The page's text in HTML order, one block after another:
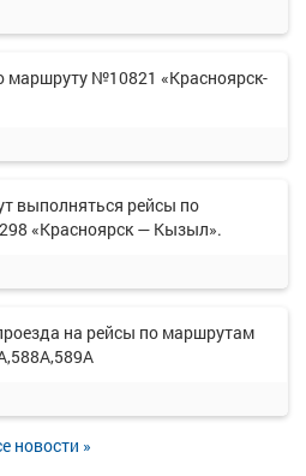
маршруту №10821 «Красноярск-
выполняться рейсы по
«Красноярск — Кызыл».
на рейсы по маршрутам
новости »